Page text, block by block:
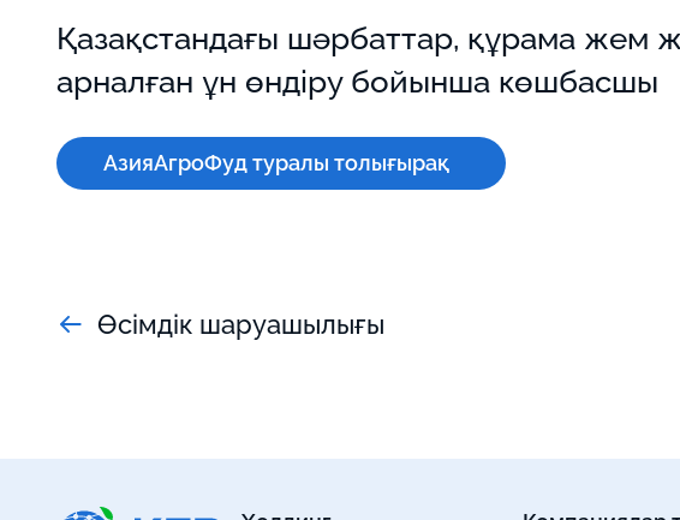
Қазақстандағы шәрбаттар, құрама жем
арналған ұн өндіру бойынша көшбасшы
АзияАгроФуд туралы толығырақ
Өсімдік шаруашылығы